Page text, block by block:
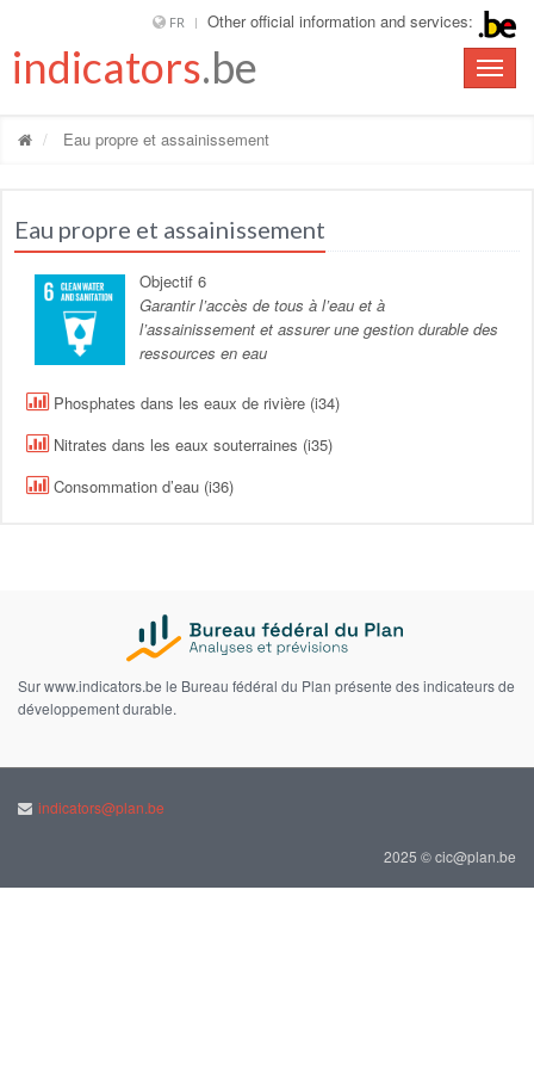
FR Other official information and services:
Toggle
indicators.be
Eau propre et assainissement
Eau propre et assainissement
Objectif 6
Garantir l’accès de tous à l’eau et à
l’assainissement et assurer une gestion durable des
ressources en eau
Phosphates dans les eaux de rivière (i34)
Nitrates dans les eaux souterraines (i35)
Consommation d’eau (i36)
Sur www.indicators.be le Bureau fédéral du Plan présente des indicateurs de
développement durable.
indicators@plan.be
2025 © cic@plan.be